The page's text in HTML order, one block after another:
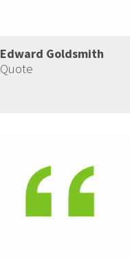
Edward Goldsmith
Quote